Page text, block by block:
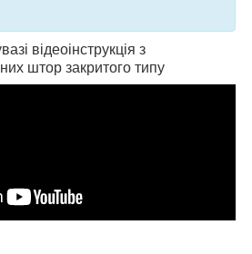
відеоінструкція з
штор закритого типу